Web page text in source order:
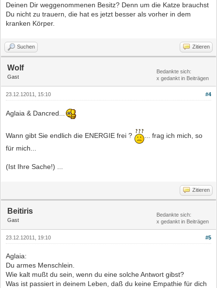
Deinen Dir weggenommenen Besitz? Denn um die Katze brauchst
Du nicht zu trauern, die hat es jetzt besser als vorher in dem
kranken Körper.
Suchen Zitieren
Wolf
Gast
Bedankte sich:
x gedankt in Beiträgen
#4
23.12.12011, 15:10
Aglaia & Dancred...
Wann gibt Sie endlich die ENERGIE frei ?
... frag ich mich, so
für mich...
(Ist Ihre Sache!) ...
Zitieren
Beitiris
Gast
Bedankte sich:
x gedankt in Beiträgen
#5
23.12.12011, 19:10
Aglaia:
Du armes Menschlein.
Wie kalt mußt du sein, wenn du eine solche Antwort gibst?
Was ist passiert in deinem Leben, daß du keine Empathie für dich